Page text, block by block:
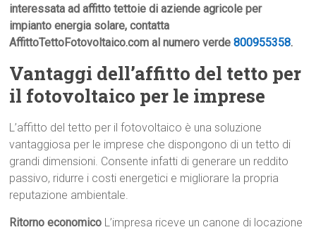
interessata ad affitto tettoie di aziende agricole per
impianto energia solare, contatta
AffittoTettoFotovoltaico.com al numero verde800955358.
Vantaggi dell’affitto del tetto per
il fotovoltaico per le imprese
L’affitto del tetto per il fotovoltaico è una soluzione
vantaggiosa per le imprese che dispongono di un tetto di
grandi dimensioni. Consente infatti di generare un reddito
passivo, ridurre i costi energetici e migliorare la propria
reputazione ambientale.
Ritorno economico L’impresa riceve un canone di locazione